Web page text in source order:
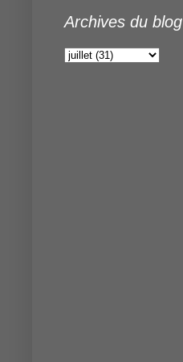
Archives du blog